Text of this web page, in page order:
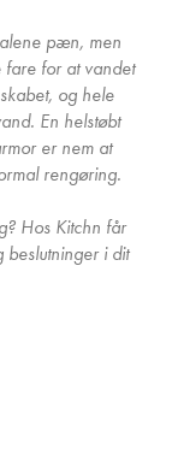
pæn, men
for at vandet
og hele
En helstøbt
er nem at
rengøring.
Hos Kitchn får
beslutninger i dit